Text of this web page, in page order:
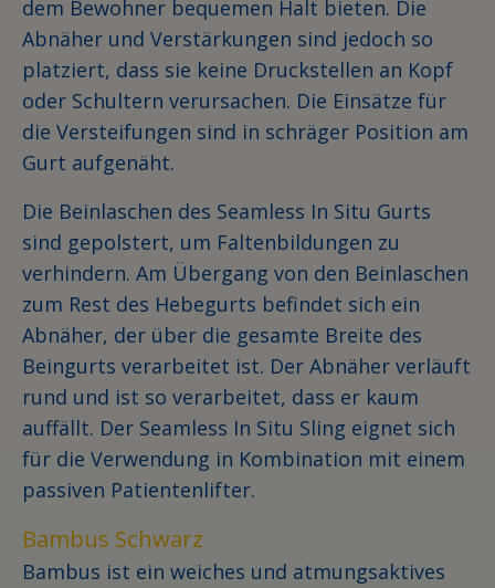
dem Bewohner bequemen Halt bieten. Die
Abnäher und Verstärkungen sind jedoch so
platziert, dass sie keine Druckstellen an Kopf
oder Schultern verursachen. Die Einsätze für
die Versteifungen sind in schräger Position am
Gurt aufgenäht.
Die Beinlaschen des Seamless In Situ Gurts
sind gepolstert, um Faltenbildungen zu
verhindern. Am Übergang von den Beinlaschen
zum Rest des Hebegurts befindet sich ein
Abnäher, der über die gesamte Breite des
Beingurts verarbeitet ist. Der Abnäher verläuft
rund und ist so verarbeitet, dass er kaum
auffällt. Der Seamless In Situ Sling eignet sich
für die Verwendung in Kombination mit einem
passiven Patientenlifter.
Bambus Schwarz
Bambus ist ein weiches und atmungsaktives